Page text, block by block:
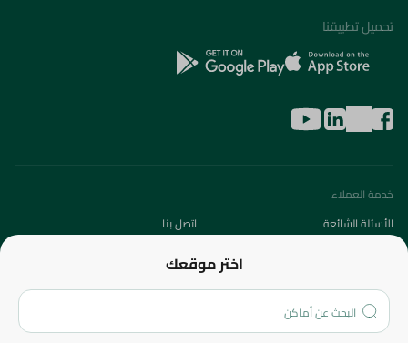
اختر موقعك
تحميل تطبيقنا
خدمة العملاء
الأسئلة الشائعة
اتصل بنا
من نحن؟
الفروع
المزيد